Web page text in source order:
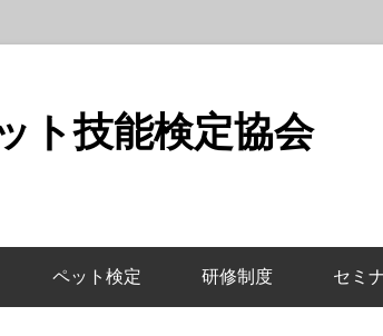
ト技能検定協会
ペット検定 研修制度 セミ